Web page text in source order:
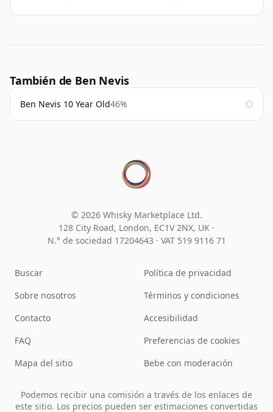
También de Ben Nevis
Ben Nevis 10 Year Old46%
© 2026 Whisky Marketplace Ltd.
128 City Road, London, EC1V 2NX, UK ·
N.° de sociedad 17204643 · VAT 519 9116 71
Buscar
Sobre nosotros
Contacto
FAQ
Mapa del sitio
Política de privacidad
Términos y condiciones
Accesibilidad
Preferencias de cookies
Bebe con moderación
Podemos recibir una comisión a través de los enlaces de
este sitio. Los precios pueden ser estimaciones convertidas